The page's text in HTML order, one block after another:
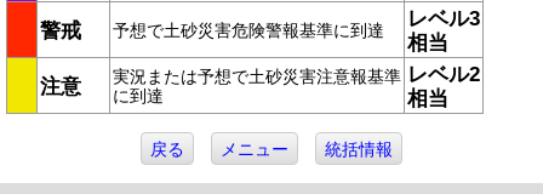
警戒
予想で土砂災害危険警報基準に到達
レベル3
相当
注意
実況または予想で土砂災害注意報基準
に到達
レベル2
相当
戻る メニュー 統括情報